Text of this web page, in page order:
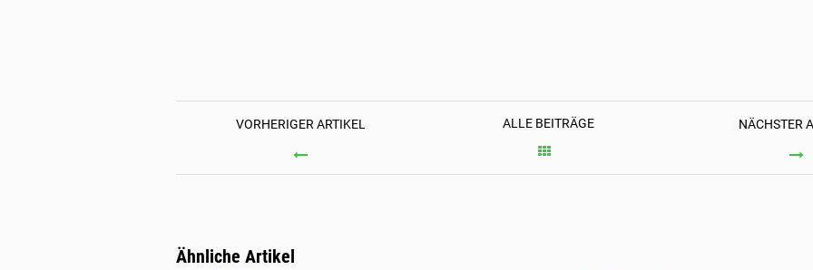
VORHERIGER ARTIKEL
SALAT
ALLE BEITRÄGE NÄCHSTER
Ähnliche Artikel